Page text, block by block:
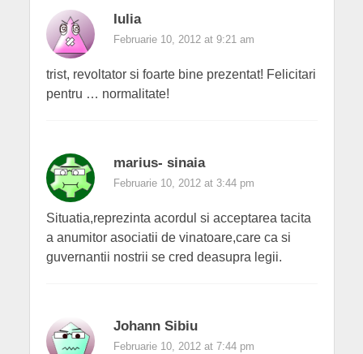
Iulia
Februarie 10, 2012 at 9:21 am
trist, revoltator si foarte bine prezentat! Felicitari
pentru … normalitate!
marius- sinaia
Februarie 10, 2012 at 3:44 pm
Situatia,reprezinta acordul si acceptarea tacita
a anumitor asociatii de vinatoare,care ca si
guvernantii nostrii se cred deasupra legii.
Johann Sibiu
Februarie 10, 2012 at 7:44 pm